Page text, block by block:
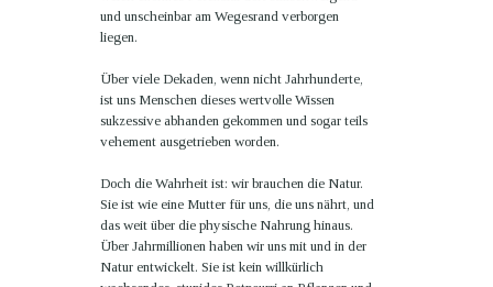
und unscheinbar am Wegesrand verborgen
liegen.
Über viele Dekaden, wenn nicht Jahrhunderte,
ist uns Menschen dieses wertvolle Wissen
sukzessive abhanden gekommen und sogar teils
vehement ausgetrieben worden.
Doch die Wahrheit ist: wir brauchen die Natur.
Sie ist wie eine Mutter für uns, die uns nährt, und
das weit über die physische Nahrung hinaus.
Über Jahrmillionen haben wir uns mit und in der
Natur entwickelt. Sie ist kein willkürlich